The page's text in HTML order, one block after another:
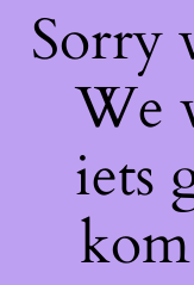
Sorry
We
iets